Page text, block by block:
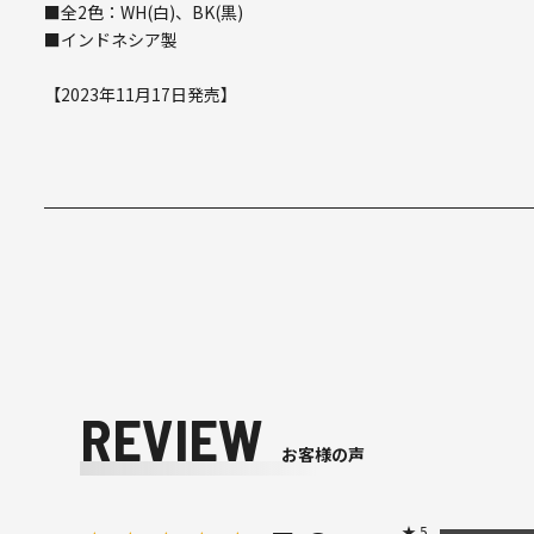
■全2色：WH(白)、BK(黒)
■インドネシア製
【2023年11月17日発売】
REVIEW お客様の声